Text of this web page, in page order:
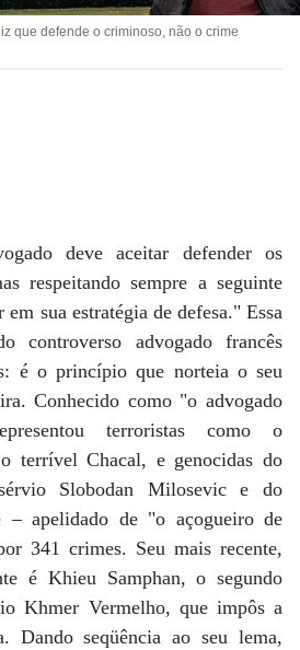
que defende o criminoso, não o crime
deve aceitar defender os
respeitando sempre a seguinte
sua estratégia de defesa." Essa
controverso advogado francês
é o princípio que norteia o seu
Conhecido como "o advogado
terroristas como o
terrível Chacal, e genocidas do
Slobodan Milosevic e do
– apelidado de "o açogueiro de
341 crimes. Seu mais recente,
é Khieu Samphan, o segundo
Khmer Vermelho, que impôs a
Dando seqüência ao seu lema,